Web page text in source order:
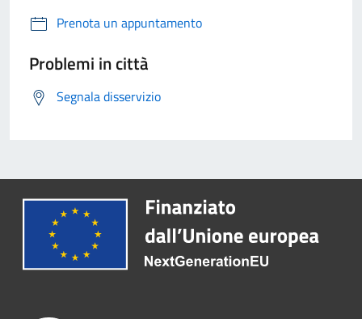
Prenota un appuntamento
Problemi in città
Segnala disservizio